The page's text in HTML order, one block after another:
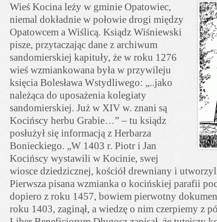
Wieś Kocina leży w gminie Opatowiec,
niemal dokładnie w połowie drogi między
Opatowcem a Wiślicą. Ksiądz Wiśniewski
pisze, przytaczając dane z archiwum
sandomierskiej kapituły, że w roku 1276
wieś wzmiankowana była w przywileju
księcia Bolesława Wstydliwego: „..jako
należąca do uposażenia kolegiaty
sandomierskiej. Już w XIV w. znani są
Kocińscy herbu Grabie…” – tu ksiądz
posłużył się informacją z Herbarza
Bonieckiego. „W 1403 r. Piotr i Jan
Kocińscy wystawili w Kocinie, swej
wiosce dziedzicznej, kościół drewniany i
Pierwsza pisana wzmianka o kocińskiej parafii
dopiero z roku 1457, bowiem pierwotny
roku 1403, zaginął, a wiedzę o nim czerpiemy z